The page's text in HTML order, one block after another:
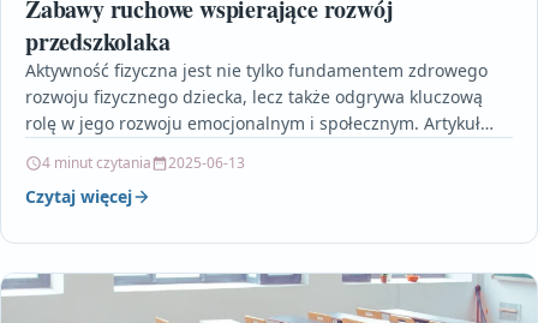
Zabawy ruchowe wspierające rozwój
przedszkolaka
Aktywność fizyczna jest nie tylko fundamentem zdrowego
rozwoju fizycznego dziecka, lecz także odgrywa kluczową
rolę w jego rozwoju emocjonalnym i społecznym. Artykuł
4 minut czytania 2025-06-13
Czytaj więcej